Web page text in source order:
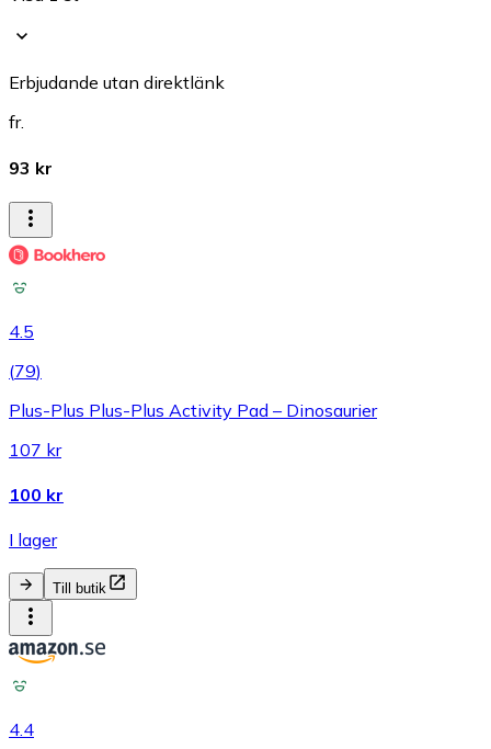
Erbjudande utan direktlänk
fr.
93 kr
4.5
(79)
Plus-Plus Plus-Plus Activity Pad – Dinosaurier
107 kr
100 kr
I lager
Till butik
4.4